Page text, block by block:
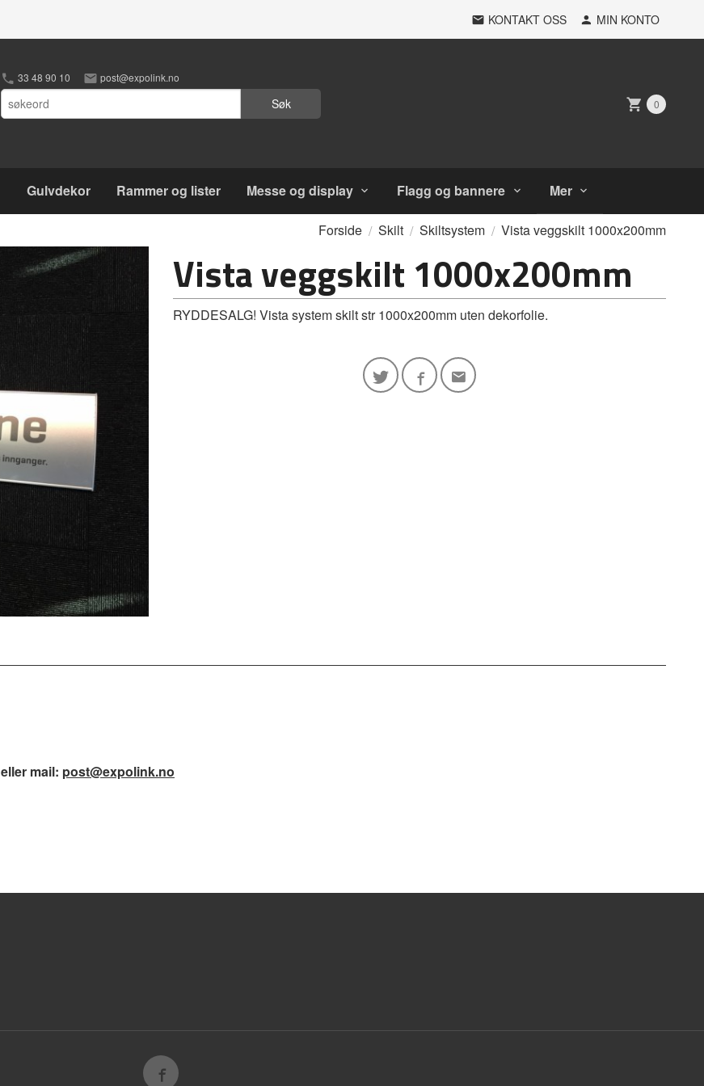
KONTAKT OSS MIN KONTO
33 48 90 10 post@expolink.no
Søk 0
Gulvdekor Rammer og lister Messe og display Flagg og bannere Mer
Forside Skilt Skiltsystem Vista veggskilt 1000x200mm
Vista veggskilt 1000x200mm
RYDDESALG! Vista system skilt str 1000x200mm uten dekorfolie.
eller mail: post@expolink.no